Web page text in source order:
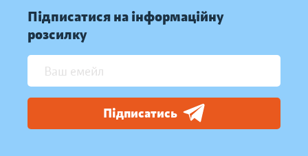
Підписатися на інформаційну
розсилку
Підписатись